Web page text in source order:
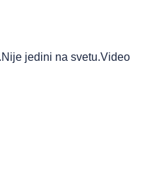
jedini na svetu.Video